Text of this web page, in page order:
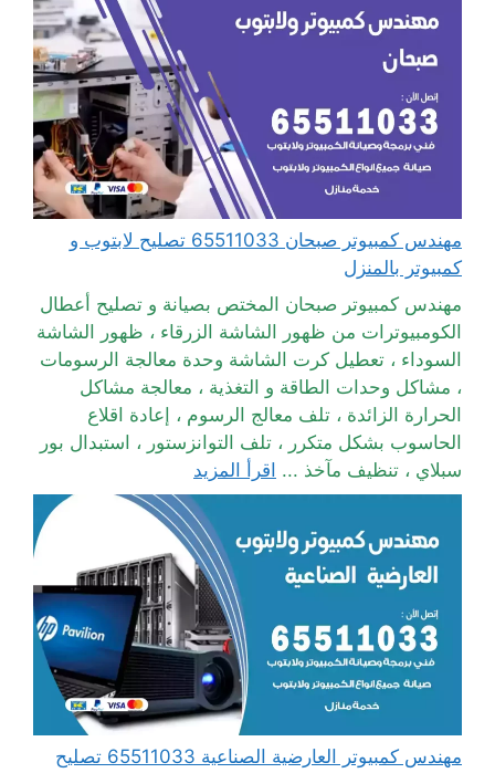
مهندس كمبيوتر صبحان 65511033 تصليح لابتوب و
كمبيوتر بالمنزل
مهندس كمبيوتر صبحان المختص بصيانة و تصليح أعطال
الكومبيوترات من ظهور الشاشة الزرقاء ، ظهور الشاشة
السوداء ، تعطيل كرت الشاشة وحدة معالجة الرسومات
، مشاكل وحدات الطاقة و التغذية ، معالجة مشاكل
الحرارة الزائدة ، تلف معالج الرسوم ، إعادة اقلاع
الحاسوب بشكل متكرر ، تلف التوانزستور ، استبدال بور
سبلاي ، تنظيف مآخذ ... اقرأ المزيد
مهندس كمبيوتر العارضية الصناعية 65511033 تصليح